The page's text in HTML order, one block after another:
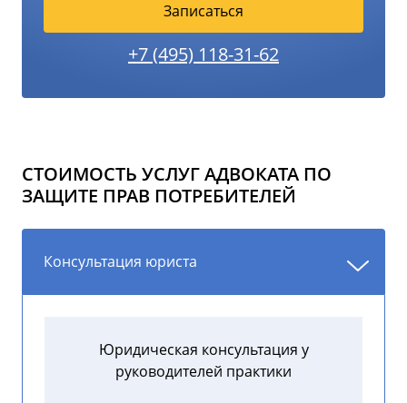
Записаться
+7 (495) 118-31-62
СТОИМОСТЬ УСЛУГ АДВОКАТА ПО
ЗАЩИТЕ ПРАВ ПОТРЕБИТЕЛЕЙ
Консультация юриста
Юридическая консультация у
руководителей практики